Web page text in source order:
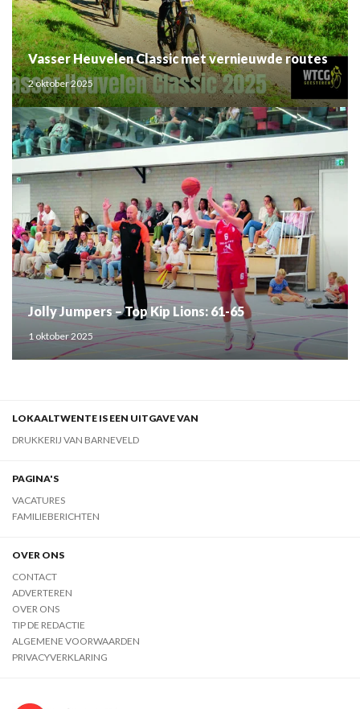
Vasser Heuvelen Classic met vernieuwde routes
2 oktober 2025
Jolly Jumpers – Top Kip Lions: 61-65
1 oktober 2025
LOKAALTWENTE IS EEN UITGAVE VAN
DRUKKERIJ VAN BARNEVELD
PAGINA'S
VACATURES
FAMILIEBERICHTEN
OVER ONS
CONTACT
ADVERTEREN
OVER ONS
TIP DE REDACTIE
ALGEMENE VOORWAARDEN
PRIVACYVERKLARING